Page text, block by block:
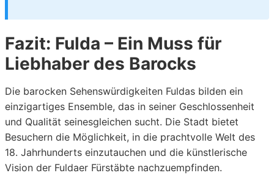
Fazit: Fulda – Ein Muss für
Liebhaber des Barocks
Die barocken Sehenswürdigkeiten Fuldas bilden ein
einzigartiges Ensemble, das in seiner Geschlossenheit
und Qualität seinesgleichen sucht. Die Stadt bietet
Besuchern die Möglichkeit, in die prachtvolle Welt des
18. Jahrhunderts einzutauchen und die künstlerische
Vision der Fuldaer Fürstäbte nachzuempfinden.